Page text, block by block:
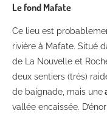
Le fond Mafate
Ce lieu est
rivière à Mafate. Situé
de La Nouvelle et
deux sentiers (très)
de baignade, mais une
vallée encaissée.